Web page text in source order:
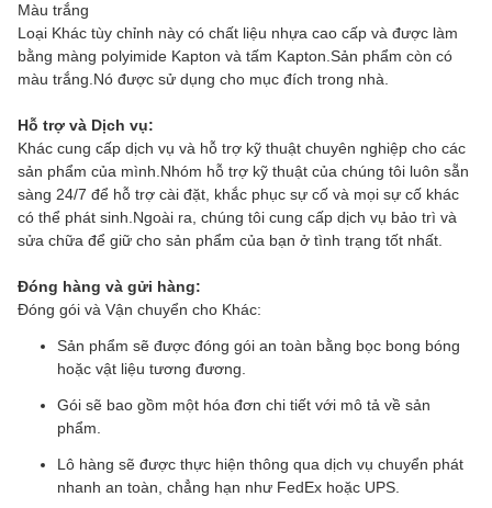
Màu trắng
Loại Khác tùy chỉnh này có chất liệu nhựa cao cấp và được làm
bằng màng polyimide Kapton và tấm Kapton.Sản phẩm còn có
màu trắng.Nó được sử dụng cho mục đích trong nhà.
Hỗ trợ và Dịch vụ:
Khác cung cấp dịch vụ và hỗ trợ kỹ thuật chuyên nghiệp cho các
sản phẩm của mình.Nhóm hỗ trợ kỹ thuật của chúng tôi luôn sẵn
sàng 24/7 để hỗ trợ cài đặt, khắc phục sự cố và mọi sự cố khác
có thể phát sinh.Ngoài ra, chúng tôi cung cấp dịch vụ bảo trì và
sửa chữa để giữ cho sản phẩm của bạn ở tình trạng tốt nhất.
Đóng hàng và gửi hàng:
Đóng gói và Vận chuyển cho Khác:
Sản phẩm sẽ được đóng gói an toàn bằng bọc bong bóng
hoặc vật liệu tương đương.
Gói sẽ bao gồm một hóa đơn chi tiết với mô tả về sản
phẩm.
Lô hàng sẽ được thực hiện thông qua dịch vụ chuyển phát
nhanh an toàn, chẳng hạn như FedEx hoặc UPS.